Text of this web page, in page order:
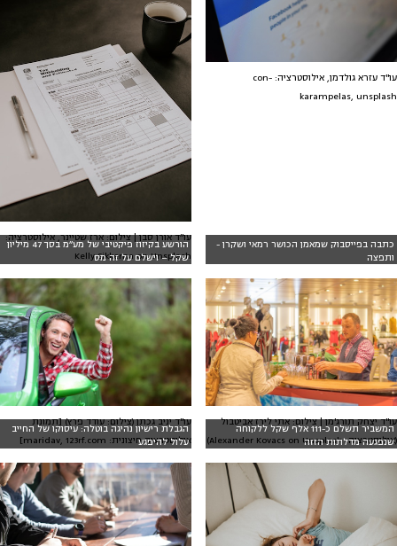
כתבה בפייסבוק שמאמן הכושר רמאי ושקרן -
ותפצה
עו"ד עזרא גולדמן, אילוסטרציה: con-
karampelas, unsplash
הורשע בקיזוז פיקטיבי של מע״מ בסך 47 מיליון
שקל – וישלם על זה מס
עו״ד אורן סבן | צילום: ארז שטיינר, אילוסטרציה:
Kelly Sikkema on Unsplash
המשביר תשלם כ-111 אלף שקל ללקוחה
שנפגעה מדלתות הזזה
עו"ד יצחק תורג'מן | צילום: אתי לירז אביטבול
(אילוסטרציה: Alexander Kovacs on Unsplash)
הגבלת רישיון נהיגה בוטלה: עיסוקו של החייב
עלול להיפגע
עו"ד יניב גכתן (צילום: עודד פרץ) [תמונת
אילוסטרציה חיצונית: maridav, 123rf.com]